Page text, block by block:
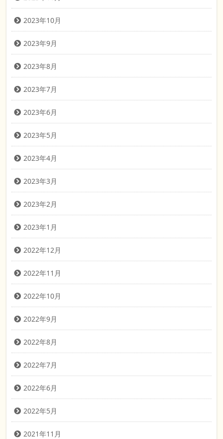
2023年10月
2023年9月
2023年8月
2023年7月
2023年6月
2023年5月
2023年4月
2023年3月
2023年2月
2023年1月
2022年12月
2022年11月
2022年10月
2022年9月
2022年8月
2022年7月
2022年6月
2022年5月
2021年11月